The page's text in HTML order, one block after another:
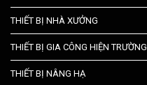
THIẾT BỊ NHÀ XƯỞNG
THIẾT BỊ GIA CÔNG HIỆN TRƯỜNG
THIẾT BỊ NÂNG HẠ